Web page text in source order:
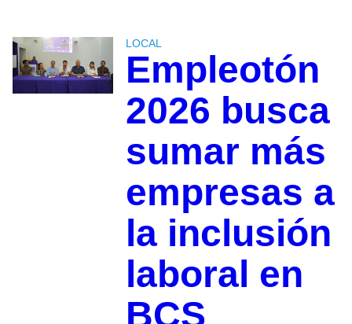
LOCAL
Empleotón
2026 busca
sumar más
empresas a
la inclusión
laboral en
BCS